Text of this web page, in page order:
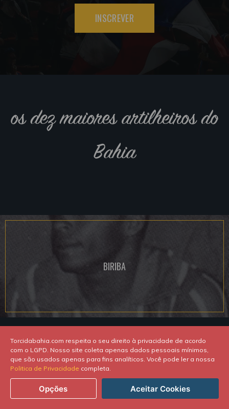
INSCREVER
os dez maiores artilheiros do
Bahia
BIRIBA
Torcidabahia.com respeita o seu direito à privacidade de acordo
com o LGPD. Nosso site coleta apenas dados pessoais mínimos,
que são usados apenas para fins analíticos. Você pode ler a nossa
Politica de Privacidade completa.
Opções Aceitar Cookies